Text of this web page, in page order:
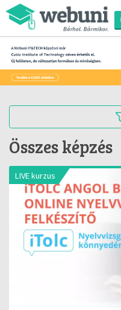
Összes képzés
LIVE kurzus